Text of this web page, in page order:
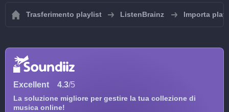
Trasferimento playlist ListenBrainz Importa
Excellent 4.3/5
La soluzione migliore per gestire la tua collezione di
musica online!